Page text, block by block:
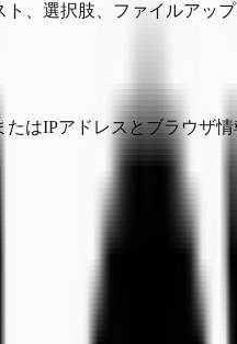
、選択肢、ファイルアッ
はIPアドレスとブラウザ